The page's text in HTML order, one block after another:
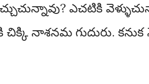
ఎచటికి
నాశనమ గుదురు.